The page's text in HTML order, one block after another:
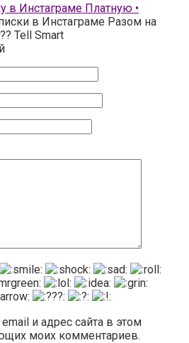
в Инстаграме Платную •
в Инстаграме Разом на
Tell Smart
и адрес сайта в этом
моих комментариев.